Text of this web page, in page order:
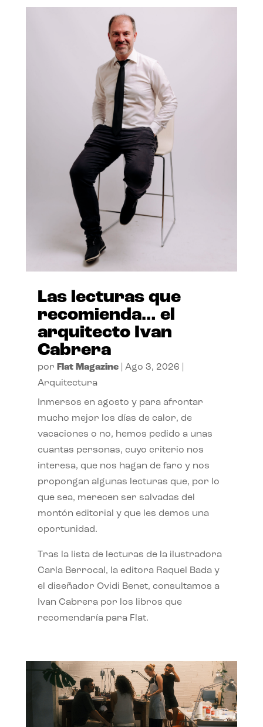
Las lecturas que
recomienda… el
arquitecto Ivan
Cabrera
por Flat Magazine| Ago 3, 2026
Arquitectura
Inmersos en agosto y para afrontar
mucho mejor los días de calor, de
vacaciones o no, hemos pedido a unas
cuantas personas, cuyo criterio nos
interesa, que nos hagan de faro y nos
propongan algunas lecturas que, por lo
que sea, merecen ser salvadas del
montón editorial y que les demos una
oportunidad.
Tras la lista de lecturas de la ilustradora
Carla Berrocal, la editora Raquel Bada y
el diseñador Ovidi Benet, consultamos a
Ivan Cabrera por los libros que
recomendaría para Flat.